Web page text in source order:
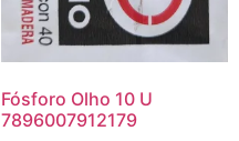
Fósforo Olho 10 U
7896007912179